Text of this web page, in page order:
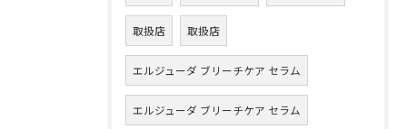
取扱店 取扱店
エルジューダ ブリーチケア セラム
エルジューダ ブリーチケア セラム